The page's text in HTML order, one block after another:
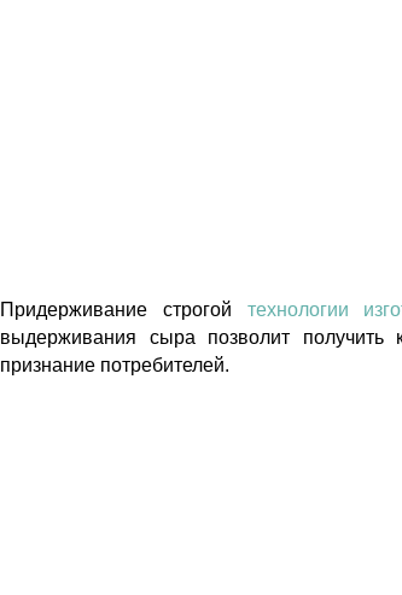
Придерживание строгой технологии
выдерживания сыра позволит получить
признание потребителей.